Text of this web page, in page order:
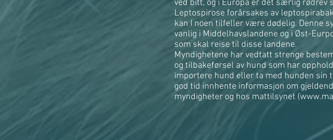
ved bitt, og i Europa er det særlig rødrev
Leptospirose forårsakes av
kan I noen tilfeller være dødelig. Denne
vanlig i Middelhavslandene og i Øst-
som skal reise til disse landene.
Myndighetene har vedtatt strenge
og tilbakeførsel av hund som har
importere hund eller ta med hunden sin
god tid innhente informasjon om
myndigheter og hos mattilsynet (